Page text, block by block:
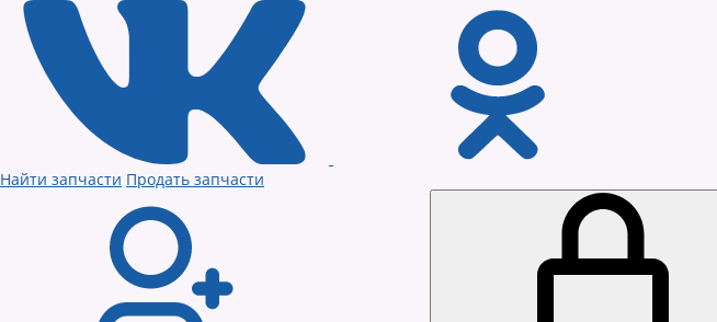
Найти запчасти Продать запчасти